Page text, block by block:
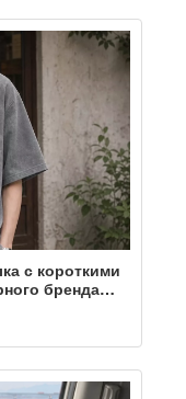
с короткими
бренда
топ с